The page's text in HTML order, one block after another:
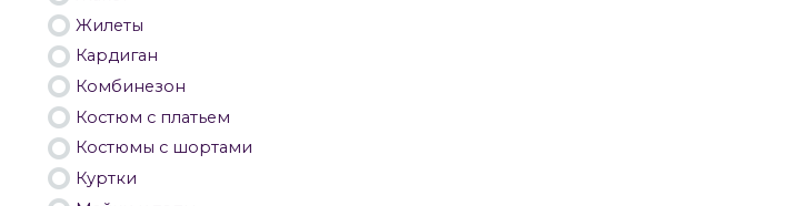
Жилеты
Кардиган
Комбинезон
Костюм с платьем
Костюмы с шортами
Куртки